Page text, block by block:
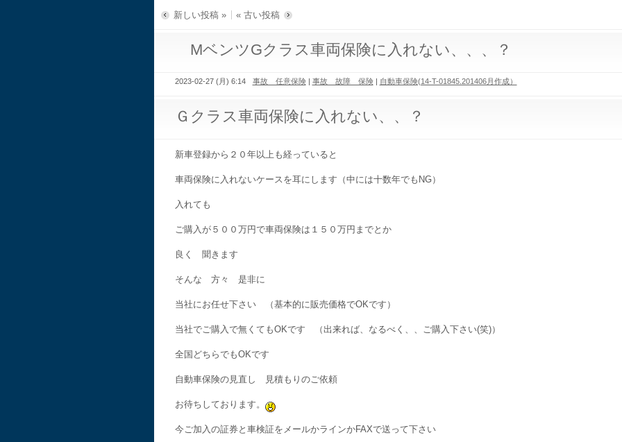
新しい投稿 » « 古い投稿
MベンツGクラス車両保険に入れない、、、？
2023-02-27 (月) 6:14 事故 任意保険| 事故 故障 保険| 自動車保険(14-T-01845.201406月作成）
Ｇクラス車両保険に入れない、、？
新車登録から２０年以上も経っていると
車両保険に入れないケースを耳にします（中には十数年でもNG）
入れても
ご購入が５００万円で車両保険は１５０万円までとか
良く 聞きます
そんな 方々 是非に
当社にお任せ下さい （基本的に販売価格でOKです）
当社でご購入で無くてもOKです （出来れば、なるべく、、ご購入下さい(笑)）
全国どちらでもOKです
自動車保険の見直し 見積もりのご依頼
お待ちしております。
今ご加入の証券と車検証をメールかラインかFAXで送って下さい